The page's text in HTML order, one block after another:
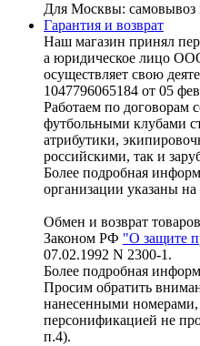
Для Москвы: самовывоз
Гарантия и возврат
Наш магазин принял
а юридическое лицо
осуществляет свою
1047796065184 от 05
Работаем по договорам
футбольными клубами
атрибутики,
российскими, так и
Более подробная
организации указаны на
Обмен и возврат
Законом РФ "О защите
07.02.1992 N 2300-1.
Более подробная
Просим обратить
нанесенными
персонификацией не
п.4).